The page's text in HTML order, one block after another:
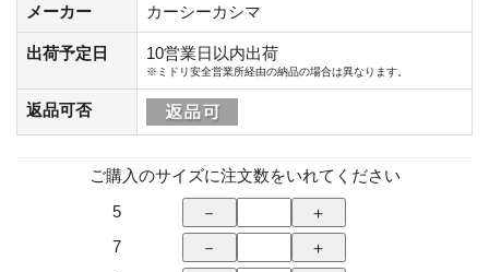
メーカー カーシーカシマ
出荷予定日 10営業日以内出荷
※ミドリ安全営業所経由の納品の場合は異なります。
返品可否
ご購入のサイズに注文数をいれてください
5
7